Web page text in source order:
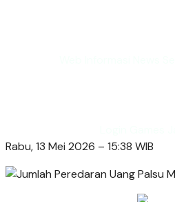
Rabu, 13 Mei 2026 – 15:38 WIB